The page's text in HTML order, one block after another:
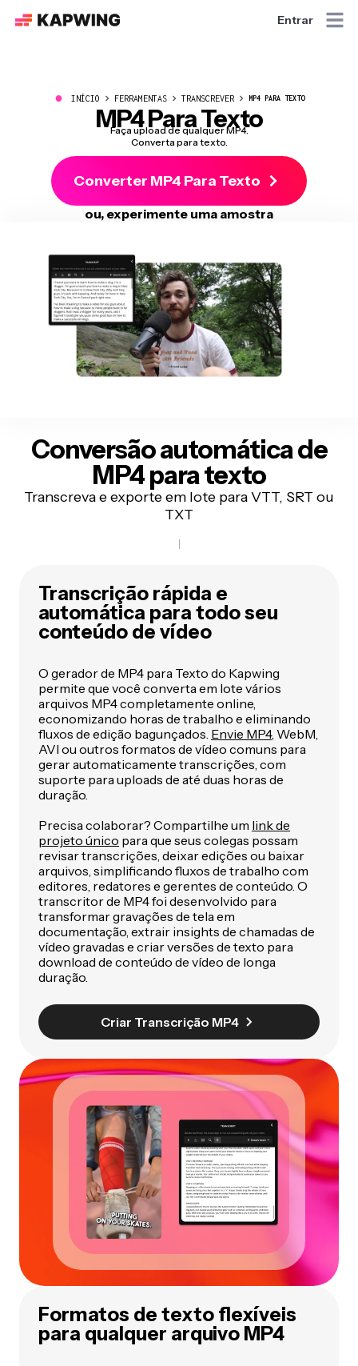
Entrar
● INÍCIO FERRAMENTAS TRANSCREVER MP4 PARA TEXTO
MP4 Para Texto
Faça upload de qualquer MP4.
Converta para texto.
Converter MP4 Para Texto
ou, experimente uma amostra
Conversão automática de
MP4 para texto
Transcreva e exporte em lote para VTT, SRT ou
TXT
Transcrição rápida e
automática para todo seu
conteúdo de vídeo
O gerador de MP4 para Texto do Kapwing
permite que você converta em lote vários
arquivos MP4 completamente online,
economizando horas de trabalho e eliminando
fluxos de edição bagunçados. Envie MP4, WebM,
AVI ou outros formatos de vídeo comuns para
gerar automaticamente transcrições, com
suporte para uploads de até duas horas de
duração.
Precisa colaborar? Compartilhe um link de
projeto único para que seus colegas possam
revisar transcrições, deixar edições ou baixar
arquivos, simplificando fluxos de trabalho com
editores, redatores e gerentes de conteúdo. O
transcritor de MP4 foi desenvolvido para
transformar gravações de tela em
documentação, extrair insights de chamadas de
vídeo gravadas e criar versões de texto para
download de conteúdo de vídeo de longa
duração.
Criar Transcrição MP4
Formatos de texto flexíveis
para qualquer arquivo MP4